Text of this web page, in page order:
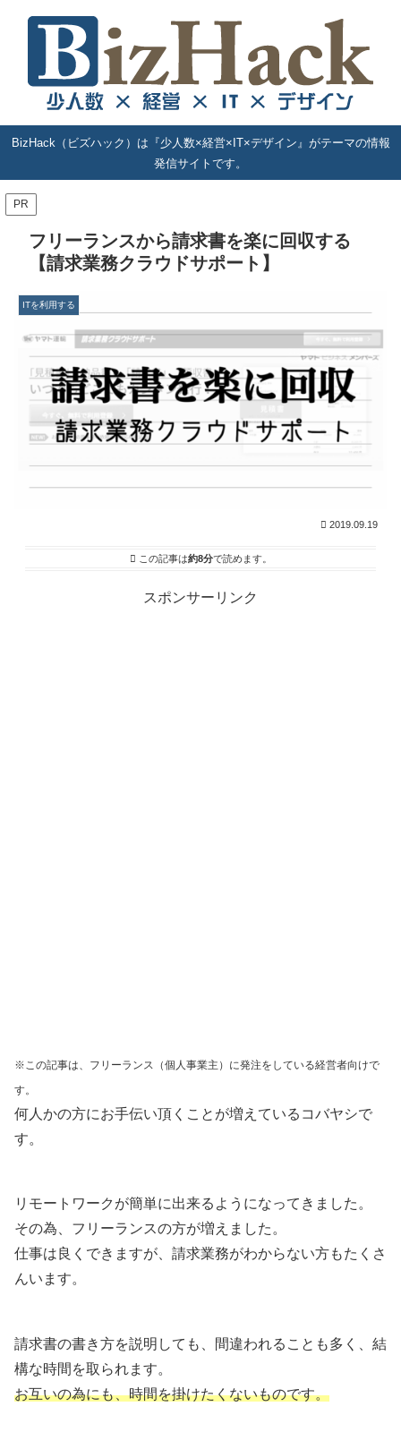
BizHack（ビズハック）は『少人数×経営×IT×デザイン』がテーマの情報
発信サイトです。
PR
フリーランスから請求書を楽に回収する
【請求業務クラウドサポート】
ITを利用する
2019.09.19
この記事は約8分で読めます。
スポンサーリンク
※この記事は、フリーランス（個人事業主）に発注をしている経営者向けで
す。
何人かの方にお手伝い頂くことが増えているコバヤシで
す。
リモートワークが簡単に出来るようになってきました。
その為、フリーランスの方が増えました。
仕事は良くできますが、請求業務がわからない方もたくさ
んいます。
請求書の書き方を説明しても、間違われることも多く、結
構な時間を取られます。
お互いの為にも、時間を掛けたくないものです。